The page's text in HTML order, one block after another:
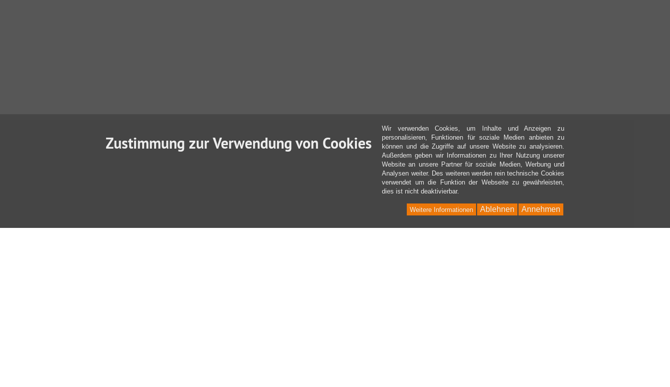
Zustimmung zur Verwendung von Cookies
Wir verwenden Cookies, um Inhalte und Anzeigen zu
personalisieren, Funktionen für soziale Medien anbieten zu
können und die Zugriffe auf unsere Website zu analysieren.
Außerdem geben wir Informationen zu Ihrer Nutzung unserer
Website an unsere Partner für soziale Medien, Werbung und
Analysen weiter. Des weiteren werden rein technische Cookies
verwendet um die Funktion der Webseite zu gewährleisten,
dies ist nicht deaktivierbar.
Annehmen
Ablehnen
Weitere Informationen